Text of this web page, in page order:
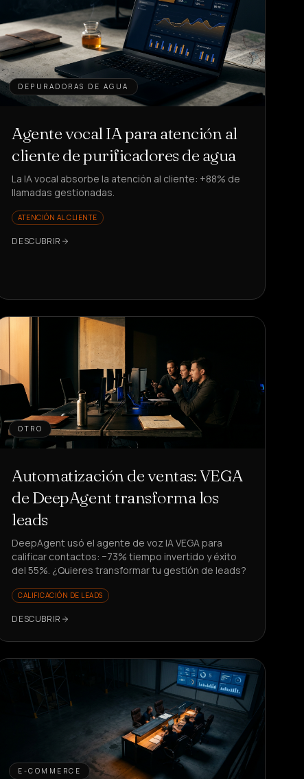
DEPURADORAS DE AGUA
Agente vocal IA para atención al
cliente de purificadores de agua
La IA vocal absorbe la atención al cliente: +88% de
llamadas gestionadas.
ATENCIÓN AL CLIENTE
DESCUBRIR
OTRO
Automatización de ventas: VEGA
de DeepAgent transforma los
leads
DeepAgent usó el agente de voz IA VEGA para
calificar contactos: −73% tiempo invertido y éxito
del 55%. ¿Quieres transformar tu gestión de leads?
CALIFICACIÓN DE LEADS
DESCUBRIR
E-COMMERCE